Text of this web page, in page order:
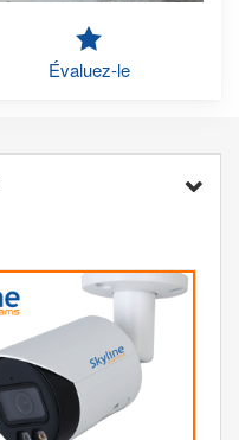
Évaluez-le